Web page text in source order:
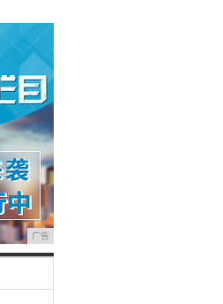
广告